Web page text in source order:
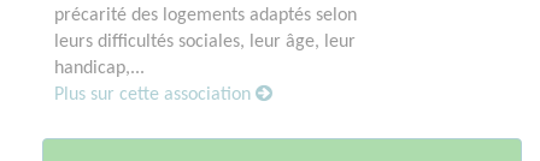
précarité des logements adaptés selon
leurs difficultés sociales, leur âge, leur
handicap,...
Plus sur cette association